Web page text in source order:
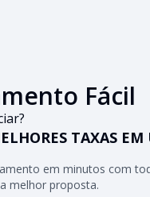
Fácil
TAXAS EM
em minutos com
melhor proposta.